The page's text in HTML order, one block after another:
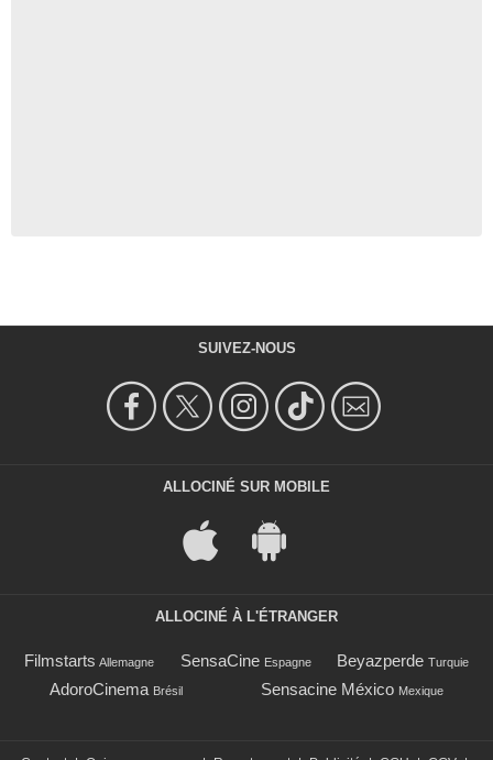
SUIVEZ-NOUS
ALLOCINÉ SUR MOBILE
ALLOCINÉ À L'ÉTRANGER
Filmstarts Allemagne SensaCine Espagne Beyazperde Turquie
AdoroCinema Brésil Sensacine México Mexique